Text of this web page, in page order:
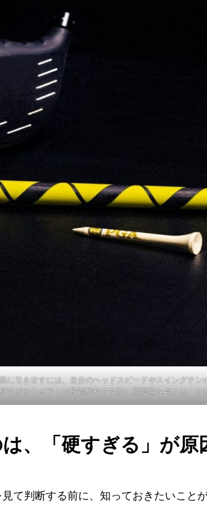
に引き出すには、自分のヘッドスピードやスイングテン
硬すぎるシャフトは飛距離や方向性に悪影響を与えること
、「硬すぎる」が原
て判断する前に、知っておきたいことが